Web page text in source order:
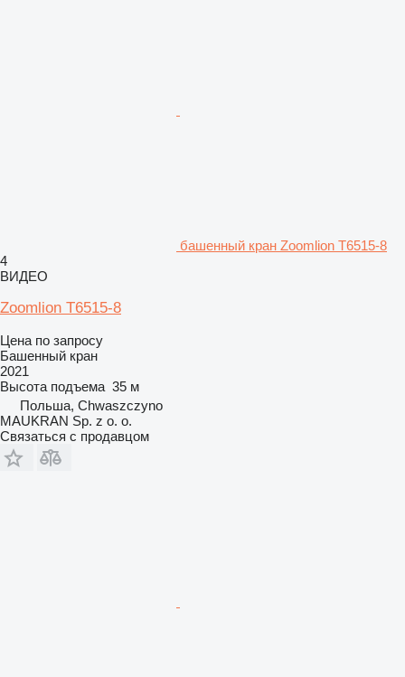
башенный кран Zoomlion T6515-8
4
ВИДЕО
Zoomlion T6515-8
Цена по запросу
Башенный кран
2021
Высота подъема 35 м
Польша, Chwaszczyno
MAUKRAN Sp. z o. o.
Связаться с продавцом